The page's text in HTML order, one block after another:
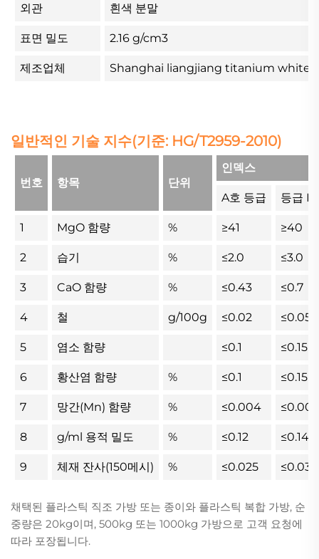
외관 흰색 분말
표면 밀도 2.16 g/cm3
제조업체 Shanghai liangjiang titanium white
일반적인 기술 지수(기준: HG/T2959-2010)
번호 항목 단위
인덱스
A호 등급 등급 B
1 MgO 함량 % ≥41 ≥40
2 습기 % ≤2.0 ≤3.0
3 CaO 함량 % ≤0.43 ≤0.7
4 철 g/100g ≤0.02 ≤0.05
5 염소 함량 ≤0.1 ≤0.15
6 황산염 함량 % ≤0.1 ≤0.15
7 망간(Mn) 함량 % ≤0.004
8 g/ml 용적 밀도 % ≤0.12 ≤0.14
9 체재 잔사(150메시) % ≤0.025 ≤0.03
채택된 플라스틱 직조 가방 또는 종이와 플라스틱 복합 가방, 순
중량은 20kg이며, 500kg 또는 1000kg 가방으로 고객 요청에
따라 포장됩니다.